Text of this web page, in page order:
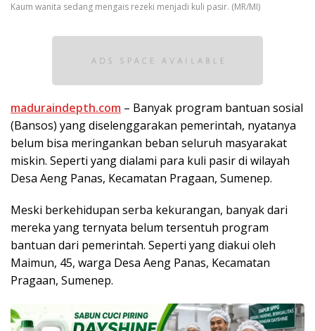
Kaum wanita sedang mengais rezeki menjadi kuli pasir. (MR/MI)
maduraindepth.com – Banyak program bantuan sosial
(Bansos) yang diselenggarakan pemerintah, nyatanya
belum bisa meringankan beban seluruh masyarakat
miskin. Seperti yang dialami para kuli pasir di wilayah
Desa Aeng Panas, Kecamatan Pragaan, Sumenep.
Meski berkehidupan serba kekurangan, banyak dari
mereka yang ternyata belum tersentuh program
bantuan dari pemerintah. Seperti yang diakui oleh
Maimun, 45, warga Desa Aeng Panas, Kecamatan
Pragaan, Sumenep.